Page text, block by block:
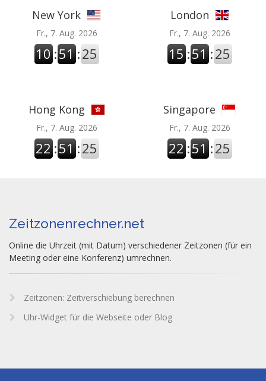
New York
Fr., 7. Aug. 2026
10 :51 :26
London
Fr., 7. Aug. 2026
15 :51 :26
Hong Kong
Fr., 7. Aug. 2026
22 :51 :26
Singapore
Fr., 7. Aug. 2026
22 :51 :26
Zeitzonenrechner.net
Online die Uhrzeit (mit Datum) verschiedener Zeitzonen (für ein
Meeting oder eine Konferenz) umrechnen.
Zeitzonen: Zeitverschiebung berechnen
Uhr-Widget für die Webseite oder Blog